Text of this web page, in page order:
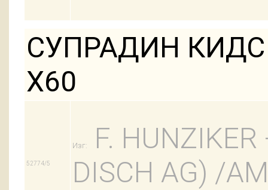
СУПРАДИН
Х60
52774/5
Изг:
F.
DISCH AG) /